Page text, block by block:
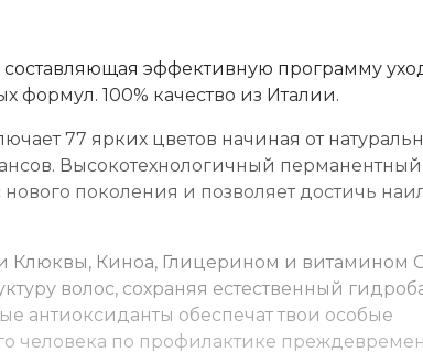
эффективную программу
формул. 100% качество из Италии.
77 ярких цветов начиная от
Высокотехнологичный перманентный
поколения и позволяет достичь
Клюквы, Киноа, Глицерином и витамином
волос, сохраняя естественный
антиоксиданты обеспечат твои особые
человека по профилактике